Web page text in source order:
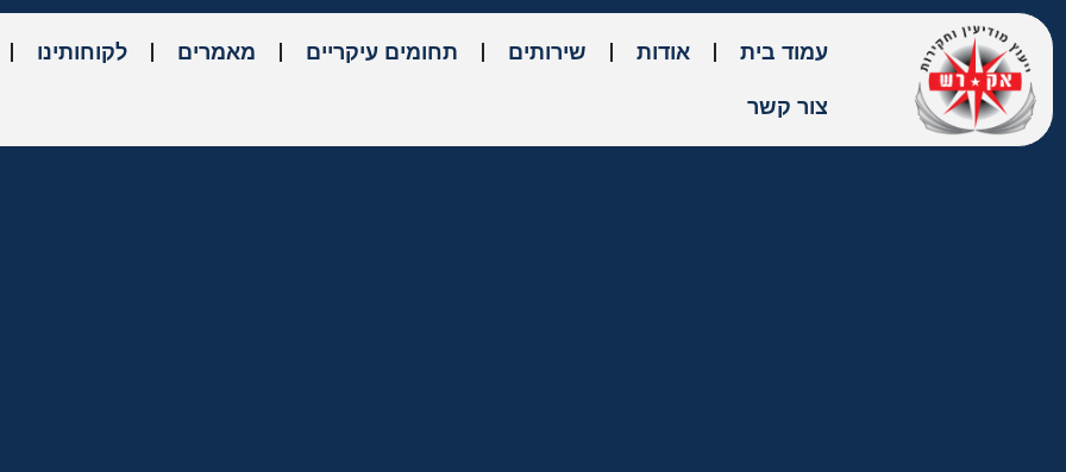
עמוד בית אודות שירותים תחומים עיקריים מאמרים לקוחותינו
צור קשר